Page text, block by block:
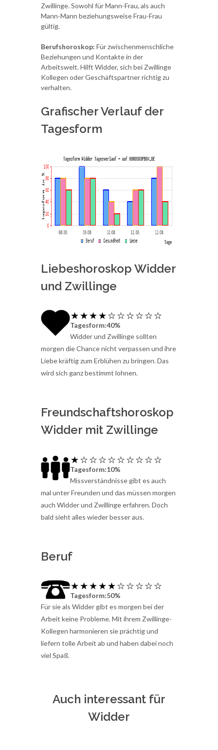
Zwillinge. Sowohl für Mann-Frau, als auch
Mann-Mann beziehungsweise Frau-Frau
gültig.
Berufshoroskop: Für zwischenmenschliche
Beziehungen und Kontakte in der
Arbeitswelt. Hilft Widder, sich bei Zwillinge
Kollegen oder Geschäftspartner richtig zu
verhalten.
Grafischer Verlauf der
Tagesform
Liebeshoroskop Widder
und Zwillinge
Tagesform:40%
Widder und Zwillinge sollten
morgen die Chance nicht verpassen und ihre
Liebe kräftig zum Erblühen zu bringen. Das
wird sich ganz bestimmt lohnen.
Freundschaftshoroskop
Widder mit Zwillinge
Tagesform:10%
Missverständnisse gibt es auch
mal unter Freunden und das müssen morgen
auch Widder und Zwillinge erfahren. Doch
bald sieht alles wieder besser aus.
Beruf
Tagesform:50%
Für sie als Widder gibt es morgen bei der
Arbeit keine Probleme. Mit ihrem Zwillinge-
Kollegen harmonieren sie prächtig und
liefern tolle Arbeit ab und haben dabei noch
viel Spaß.
Auch interessant für
Widder